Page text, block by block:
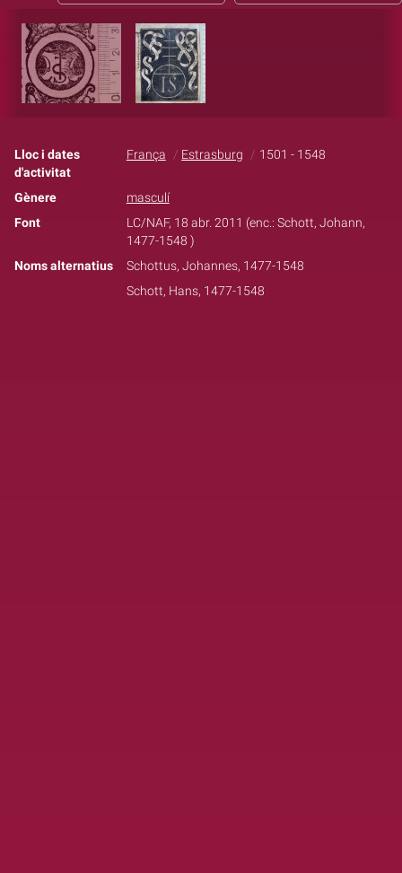
Lloc i dates
d'activitat
França Estrasburg 1501 - 1548
Gènere
masculí
Font
LC/NAF, 18 abr. 2011 (enc.: Schott, Johann,
1477-1548 )
Noms alternatius
Schottus, Johannes, 1477-1548
Schott, Hans, 1477-1548